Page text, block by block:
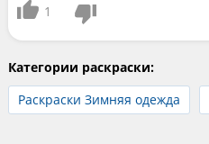
1
Категории раскраски:
Раскраски Зимняя одежда